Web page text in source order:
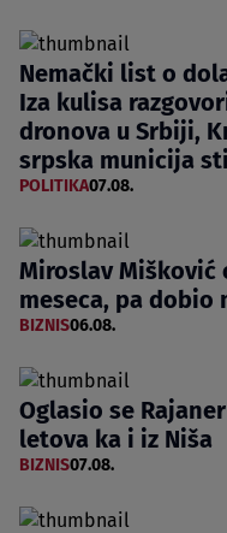
Nemački list o
Iza kulisa
dronova u Srbiji,
srpska municija
POLITIKA07.08.
Miroslav Mišković
meseca, pa dobio
BIZNIS06.08.
Oglasio se
letova ka i iz Niša
BIZNIS07.08.